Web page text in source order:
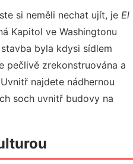
si neměli nechat ujít, je El
Kapitol ve Washingtonu
byla kdysi sídlem
pečlivě zrekonstruována a
najdete nádhernou
soch uvnitř budovy na